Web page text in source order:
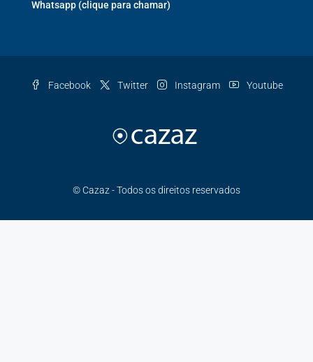
Whatsapp (clique para chamar)
Facebook Twitter Instagram Youtube
© Cazaz - Todos os direitos reservados